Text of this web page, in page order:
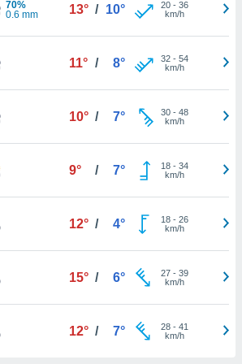
70%
0.6 mm
13° / 10° 20- 36
km/h
11° / 8° 32- 54
km/h
10° / 7° 30- 48
km/h
9° / 7° 18- 34
km/h
12° / 4° 18- 26
km/h
15° / 6° 27- 39
km/h
12° / 7° 28- 41
km/h